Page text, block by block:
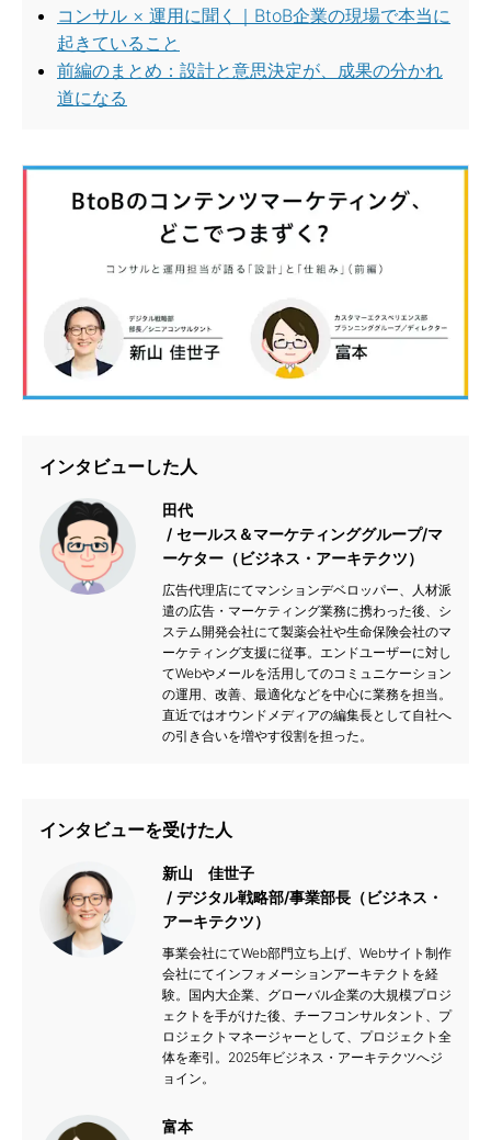
コンサル × 運用に聞く｜BtoB企業の現場で本当に
起きていること
前編のまとめ：設計と意思決定が、成果の分かれ
道になる
インタビューした人
田代
セールス＆マーケティンググループ/マ
ーケター（ビジネス・アーキテクツ）
広告代理店にてマンションデベロッパー、人材派
遣の広告・マーケティング業務に携わった後、シ
ステム開発会社にて製薬会社や生命保険会社のマ
ーケティング支援に従事。エンドユーザーに対し
てWebやメールを活用してのコミュニケーション
の運用、改善、最適化などを中心に業務を担当。
直近ではオウンドメディアの編集長として自社へ
の引き合いを増やす役割を担った。
インタビューを受けた人
新山 佳世子
デジタル戦略部/事業部長（ビジネス・
アーキテクツ）
事業会社にてWeb部門立ち上げ、Webサイト制作
会社にてインフォメーションアーキテクトを経
験。国内大企業、グローバル企業の大規模プロジ
ェクトを手がけた後、チーフコンサルタント、プ
ロジェクトマネージャーとして、プロジェクト全
体を牽引。2025年ビジネス・アーキテクツへジ
ョイン。
富本